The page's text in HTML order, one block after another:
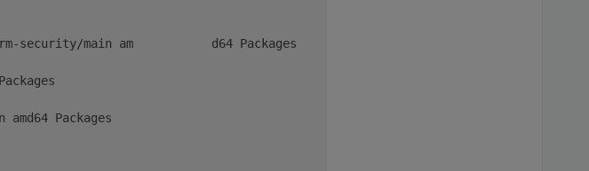
1 nicht aktualisiert.
security/main am           d64 Packages
Packages